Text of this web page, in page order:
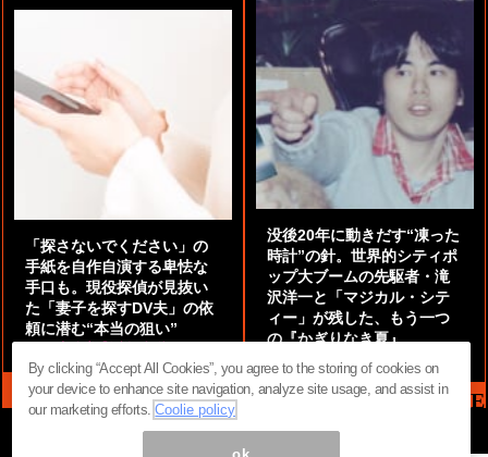
「探さないでください」の
手紙を自作自演する卑怯な
手口も。現役探偵が見抜い
た「妻子を探すDV夫」の依
頼に潜む“本当の狙い”
没後20年に動きだす“凍った
時計”の針。世界的シティポ
ップ大ブームの先駆者・滝
沢洋一と「マジカル・シテ
ィー」が残した、もう一つ
の『かぎりなき夏』
MAG2 NEWS HEADLINE
By clicking “Accept All Cookies”, you agree to the storing of cookies on
your device to enhance site navigation, analyze site usage, and assist in
our marketing efforts.Coolie policy